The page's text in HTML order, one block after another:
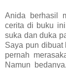
Anida berhasil
cerita di buku
suka dan duka
Saya pun dibuat
pernah
Namun